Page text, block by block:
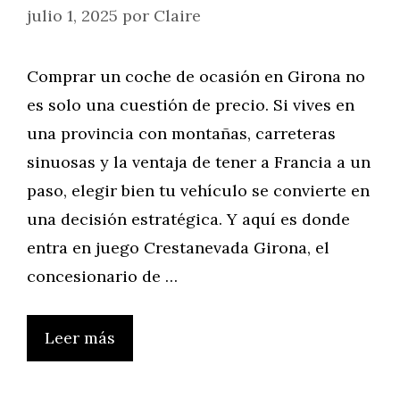
julio 1, 2025 por Claire
Comprar un coche de ocasión en Girona no
es solo una cuestión de precio. Si vives en
una provincia con montañas, carreteras
sinuosas y la ventaja de tener a Francia a un
paso, elegir bien tu vehículo se convierte en
una decisión estratégica. Y aquí es donde
entra en juego Crestanevada Girona, el
concesionario de …
Leer más